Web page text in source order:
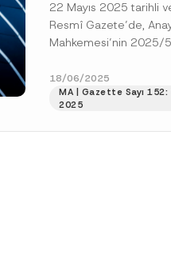
İlişkin
Anayasa’ya
22 Mayıs 2025 tarihli
Resmî Gazete’de,
Mahkemesi’nin 2025/
tarihli kararı (“Karar”)...
Oku]
18/06/2025
MA | Gazette Sayı 152:
2025